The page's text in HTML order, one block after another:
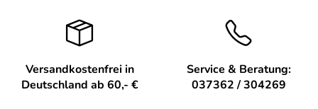
Versandkostenfrei in
Deutschland ab 60,- €
Service & Beratung:
037362 / 304269